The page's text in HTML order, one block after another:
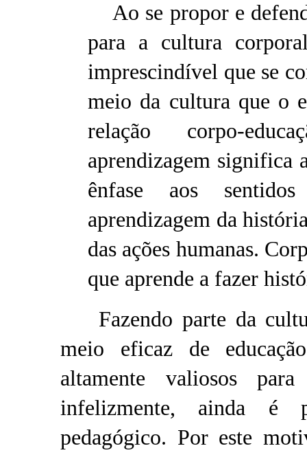
Ao se propor e
para a cultura
imprescindível que se
meio da cultura que o
relação corpo-
aprendizagem significa
ênfase aos
aprendizagem da
das ações humanas.
que aprende a fazer
Fazendo parte da
meio eficaz de
altamente valiosos
infelizmente, ainda é
pedagógico. Por este